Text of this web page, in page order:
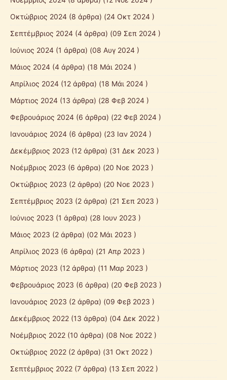
Οκτώβριος 2024 (8 άρθρα) (24 Οκτ 2024 )
Σεπτέμβριος 2024 (4 άρθρα) (09 Σεπ 2024 )
Ιούνιος 2024 (1 άρθρα) (08 Αυγ 2024 )
Μάιος 2024 (4 άρθρα) (18 Μάι 2024 )
Απρίλιος 2024 (12 άρθρα) (18 Μάι 2024 )
Μάρτιος 2024 (13 άρθρα) (28 Φεβ 2024 )
Φεβρουάριος 2024 (6 άρθρα) (22 Φεβ 2024 )
Ιανουάριος 2024 (6 άρθρα) (23 Ιαν 2024 )
Δεκέμβριος 2023 (12 άρθρα) (31 Δεκ 2023 )
Νοέμβριος 2023 (6 άρθρα) (20 Νοε 2023 )
Οκτώβριος 2023 (2 άρθρα) (20 Νοε 2023 )
Σεπτέμβριος 2023 (2 άρθρα) (21 Σεπ 2023 )
Ιούνιος 2023 (1 άρθρα) (28 Ιουν 2023 )
Μάιος 2023 (2 άρθρα) (02 Μάι 2023 )
Απρίλιος 2023 (6 άρθρα) (21 Απρ 2023 )
Μάρτιος 2023 (12 άρθρα) (11 Μαρ 2023 )
Φεβρουάριος 2023 (6 άρθρα) (20 Φεβ 2023 )
Ιανουάριος 2023 (2 άρθρα) (09 Φεβ 2023 )
Δεκέμβριος 2022 (13 άρθρα) (04 Δεκ 2022 )
Νοέμβριος 2022 (10 άρθρα) (08 Νοε 2022 )
Οκτώβριος 2022 (2 άρθρα) (31 Οκτ 2022 )
Σεπτέμβριος 2022 (7 άρθρα) (13 Σεπ 2022 )